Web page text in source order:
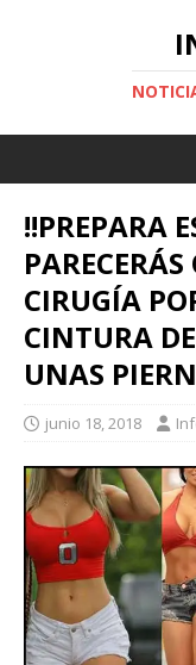
!!PREPARA
CIRUGÍA
CINTURA
UNAS
junio 18, 2018